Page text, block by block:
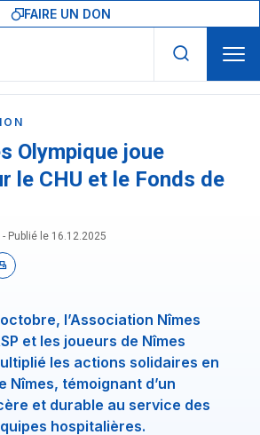
FAIRE UN DON
Olympique joue
le CHU et le Fonds de
Publié le 16.12.2025
l’Association Nîmes
et les joueurs de Nîmes
les actions solidaires en
Nîmes, témoignant d’un
et durable au service des
hospitalières.